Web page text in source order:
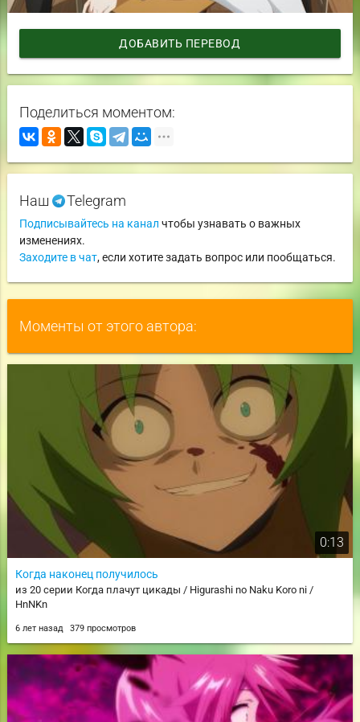
ДОБАВИТЬ ПЕРЕВОД
Поделиться моментом:
Наш Telegram
Подписывайтесь на канал чтобы узнавать о важных
изменениях.
Заходите в чат, если хотите задать вопрос или пообщаться.
Моменты от этого автора:
0:13
Когда наконец получилось
из 20 серии Когда плачут цикады / Higurashi no Naku Koro ni /
HnNKn
6 лет назад 379 просмотров